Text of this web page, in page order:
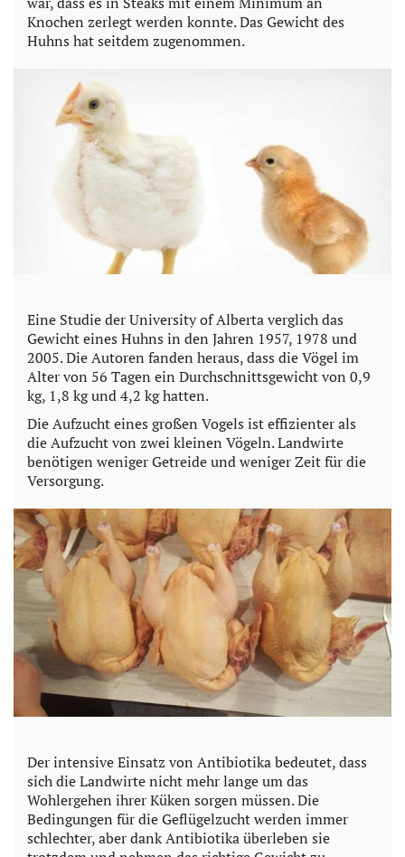
V
i
Knochen zerlegt werden konnte. Das Gewicht des
Huhns hat seitdem zugenommen.
Eine Studie der University of Alberta verglich das
Gewicht eines Huhns in den Jahren 1957, 1978 und
2005. Die Autoren fanden heraus, dass die Vögel im
Alter von 56 Tagen ein Durchschnittsgewicht von 0,9
kg, 1,8 kg und 4,2 kg hatten.
Die Aufzucht eines großen Vogels ist effizienter als
die Aufzucht von zwei kleinen Vögeln. Landwirte
benötigen weniger Getreide und weniger Zeit für die
Versorgung.
Der intensive Einsatz von Antibiotika bedeutet, dass
sich die Landwirte nicht mehr lange um das
Wohlergehen ihrer Küken sorgen müssen. Die
Bedingungen für die Geflügelzucht werden immer
schlechter, aber dank Antibiotika überleben sie